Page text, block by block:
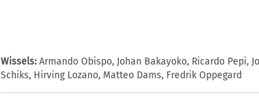
Wissels:Armando Obispo, Johan Bakayoko, Ricardo Pepi,
Schiks, Hirving Lozano, Matteo Dams, Fredrik Oppegard